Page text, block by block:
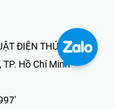
ĐIỆN THÚY NHI
Hồ Chí Minh